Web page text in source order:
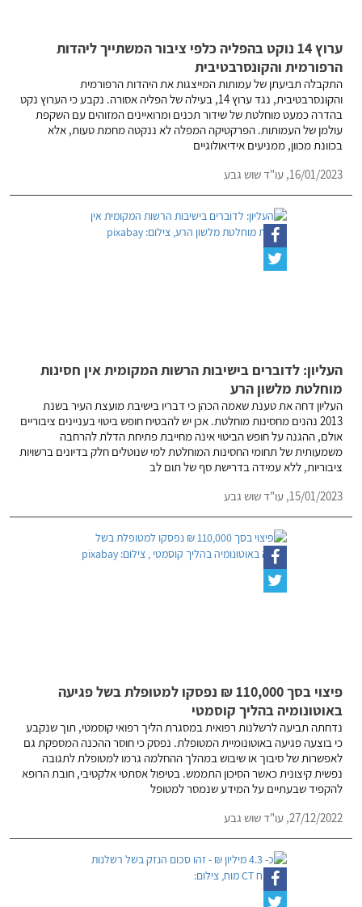
ערוץ 14 נוקט בהפליה כלפי ציבור המשתייך ליהדות
הרפורמית והקונסרבטיבית
התקבלה תביעתן של עמותות המייצגות את היהדות הרפורמית
והקונסרבטיבית, נגד ערוץ 14, בעילה של הפליה אסורה. נקבע כי הערוץ נקט
בהדרה כמעט מוחלטת של שידור תכנים ומרואיינים המזוהים עם השקפת
עולמן של העמותות. הפרקטיקה המפלה לא ננקטה מחמת טעות, אלא
בכוונת מכוון, ממניעים אידיאולוגיים
16/01/2023, עו"ד שוש גבע
העליון: לדוברים בישיבות הרשות המקומית אין חסינות
מוחלטת מלשון הרע
העליון דחה את טענת שאמה הכהן כי דבריו בישיבת מועצת העיר בשנת
2013 נהנים מחסינות מוחלטת. אכן יש להבטיח חופש ביטוי בעניינים ציבוריים
אולם, ההגנה על חופש הביטוי אינה מחייבת פתיחת הדלת להרחבה
משמעותית של תחומי החסינות המוחלטת למי שנוטלים חלק בדיונים ברשויות
ציבוריות, ללא עמידה בדרישת סף של תום לב
15/01/2023, עו"ד שוש גבע
פיצוי בסך 110,000 ₪ נפסקו למטופלת בשל פגיעה
באוטונומיה בהליך קוסמטי
נדחתה תביעה לרשלנות רפואית במסגרת הליך רפואי קוסמטי, תוך שנקבע
כי בוצעה פגיעה באוטונומיית המטופלת. נפסק כי חוסר ההכנה המספקת גם
לאפשרות של סיבוך או שיבוש במהלך ההחלמה גרמו למטופלת לתגובה
נפשית קיצונית כאשר הסיכון התממש. בטיפול אסתטי אלקטיבי, חובת הרופא
להקפיד שבעתיים על המידע שנמסר למטופל
27/12/2022, עו"ד שוש גבע